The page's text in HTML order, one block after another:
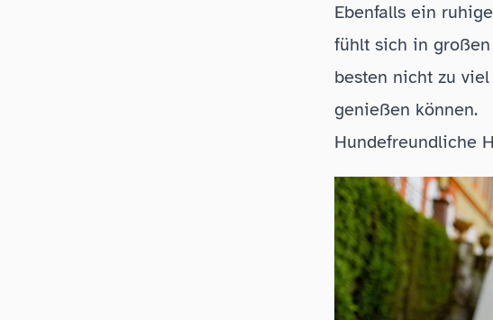
Ebenfalls ein
fühlt sich in großen
besten nicht zu
genießen können.
Hundefreundliche